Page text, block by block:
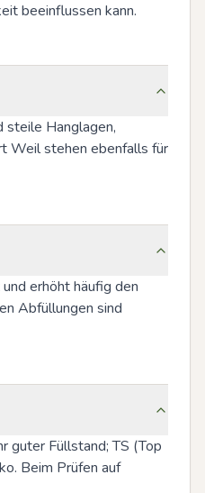
beeinflussen kann.
steile Hanglagen,
Weil stehen ebenfalls für
erhöht häufig den
Abfüllungen sind
guter Füllstand; TS (Top
Beim Prüfen auf